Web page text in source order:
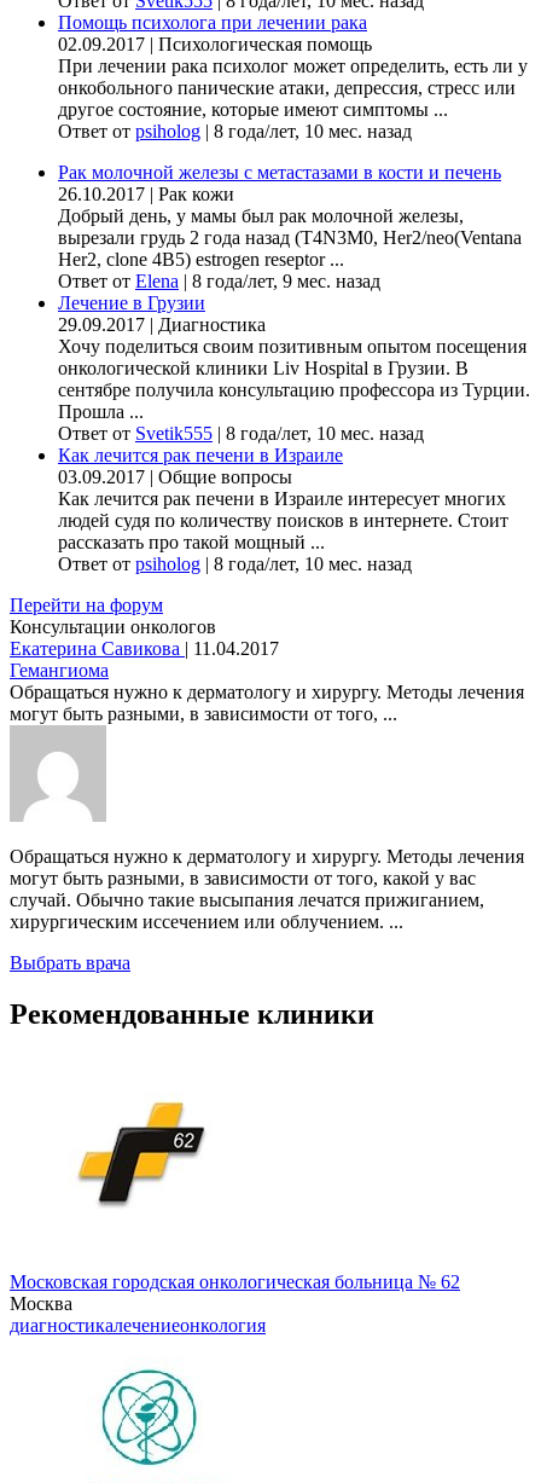
Помощь психолога при лечении рака
02.09.2017 | Психологическая помощь
При лечении рака психолог может определить, есть ли у
онкобольного панические атаки, депрессия, стресс или
другое состояние, которые имеют симптомы ...
Ответ от psiholog | 8 года/лет, 10 мес. назад
Рак молочной железы с метастазами в кости и печень
26.10.2017 | Рак кожи
Добрый день, у мамы был рак молочной железы,
вырезали грудь 2 года назад (Т4N3M0, Her2/neo(Ventana
Her2, clone 4B5) estrogen reseptor ...
Ответ от Elena | 8 года/лет, 9 мес. назад
Лечение в Грузии
29.09.2017 | Диагностика
Хочу поделиться своим позитивным опытом посещения
онкологической клиники Liv Hospital в Грузии. В
сентябре получила консультацию профессора из Турции.
Прошла ...
Ответ от Svetik555 | 8 года/лет, 10 мес. назад
Как лечится рак печени в Израиле
03.09.2017 | Общие вопросы
Как лечится рак печени в Израиле интересует многих
людей судя по количеству поисков в интернете. Стоит
рассказать про такой мощный ...
Ответ от psiholog | 8 года/лет, 10 мес. назад
Перейти на форум
Консультации онкологов
Екатерина Савикова | 11.04.2017
Гемангиома
Обращаться нужно к дерматологу и хирургу. Методы лечения
могут быть разными, в зависимости от того, ...
Обращаться нужно к дерматологу и хирургу. Методы лечения
могут быть разными, в зависимости от того, какой у вас
случай. Обычно такие высыпания лечатся прижиганием,
хирургическим иссечением или облучением. ...
Выбрать врача
Рекомендованные клиники
Московская городская онкологическая больница № 62
Москва
диагностикалечениеонкология